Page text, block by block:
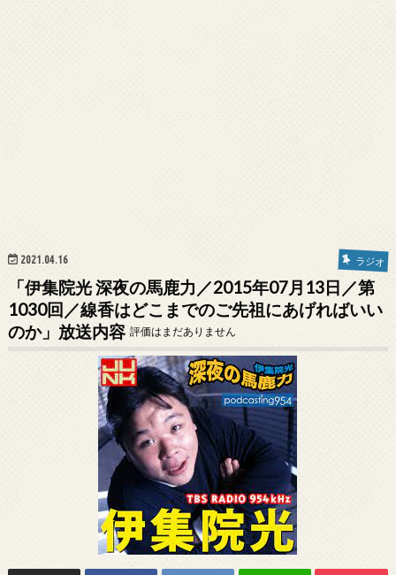
2021.04.16 ラジオ
「伊集院光 深夜の馬鹿力／2015年07月13日／第
1030回／線香はどこまでのご先祖にあげればいい
のか」放送内容 評価はまだありません